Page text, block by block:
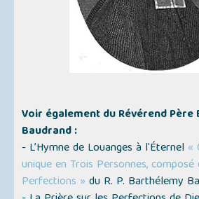
Voir également du Révérend
Baudrand :
- L’Hymne de Louanges à l'Éternel «
unique en Trois Personnes,
Perfections » du R. P. Barthélemy